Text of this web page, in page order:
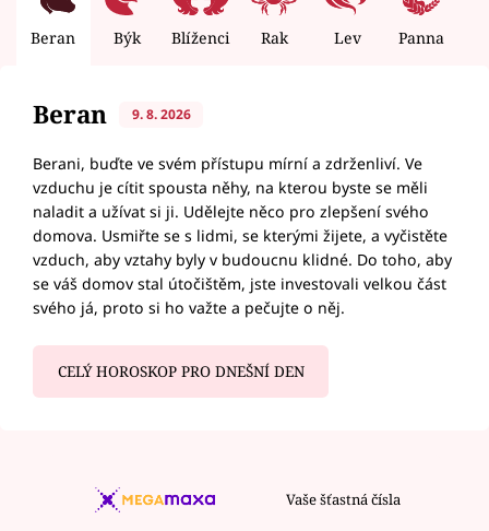
Beran Býk Blíženci Rak Lev Panna
Beran 9. 8. 2026
Berani, buďte ve svém přístupu mírní a zdrženliví. Ve
vzduchu je cítit spousta něhy, na kterou byste se měli
naladit a užívat si ji. Udělejte něco pro zlepšení svého
domova. Usmiřte se s lidmi, se kterými žijete, a vyčistěte
vzduch, aby vztahy byly v budoucnu klidné. Do toho, aby
se váš domov stal útočištěm, jste investovali velkou část
svého já, proto si ho važte a pečujte o něj.
CELÝ HOROSKOP PRO DNEŠNÍ DEN
Vaše šťastná čísla